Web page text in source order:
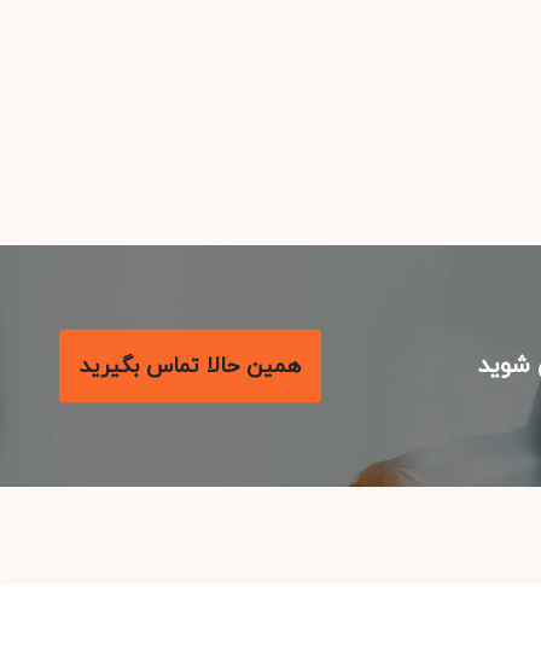
همین حالا تماس بگیرید